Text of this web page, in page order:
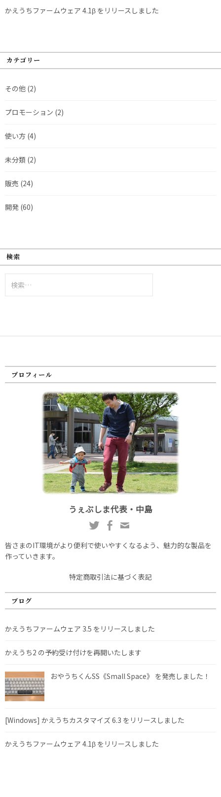
かえうちファームウェア 4.1β をリリースしました
カテゴリー
その他 (2)
プロモーション (2)
使い方 (4)
未分類 (2)
販売 (24)
開発 (60)
検索
索:
プロフィール
うぇぶしま代表・中島
皆さまのIT環境がより便利で使いやすくなるよう、魅力的な製品を
作っていきます。
特定商取引法に基づく表記
ブログ
かえうちファームウェア 3.5 をリリースしました
かえうち2 の予約受け付けを再開いたします
おやうちくんSS《Small Space》 を発売しました！
[Windows] かえうちカスタマイズ 6.3 をリリースしました
かえうちファームウェア 4.1β をリリースしました